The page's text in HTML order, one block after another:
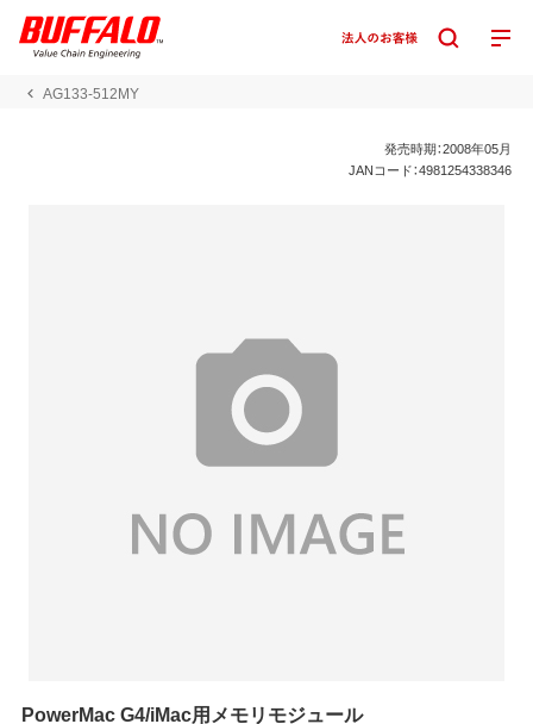
AG133-512MY
発売時期：2008年05月
JANコード：4981254338346
PowerMac G4/iMac用メモリモジュール